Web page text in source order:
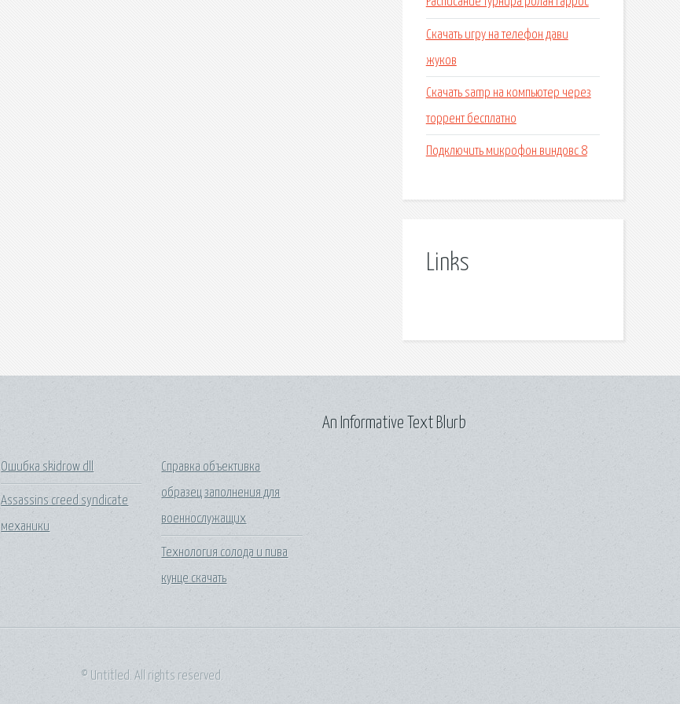
Скачать игру на телефон дави
жуков
Скачать samp на компьютер через
торрент бесплатно
Подключить микрофон виндовс 8
Links
Ошибка skidrow dll
Assassins creed syndicate
механики
Справка объективка
образец заполнения для
военнослужащих
Технология солода и пива
кунце скачать
An Informative Text Blurb
© Untitled. All rights reserved.